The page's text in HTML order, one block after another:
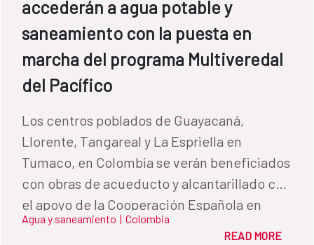
accederán a agua potable y
saneamiento con la puesta en
marcha del programa Multiveredal
del Pacífico
Los centros poblados de Guayacaná,
Llorente, Tangareal y La Espriella en
Tumaco, en Colombia se verán beneficiados
con obras de acueducto y alcantarillado con
el apoyo de la Cooperación Española en
Colombia, la Gobernación del Nariño y la
Agua y saneamiento | Colombia
READ MORE